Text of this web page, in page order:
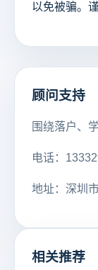
以免被骗。
顾问支持
围绕落户、
电话：
地址：深圳
相关推荐